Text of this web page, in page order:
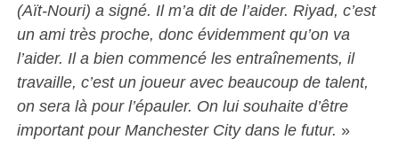
(Aït-Nouri) a signé. Il m’a dit de l’aider. Riyad, c’est
un ami très proche, donc évidemment qu’on va
l’aider. Il a bien commencé les entraînements, il
travaille, c’est un joueur avec beaucoup de talent,
on sera là pour l’épauler. On lui souhaite d’être
important pour Manchester City dans le futur. »